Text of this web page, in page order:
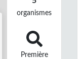
organismes
Première